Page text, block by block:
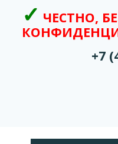
ЧЕСТНО,
+7